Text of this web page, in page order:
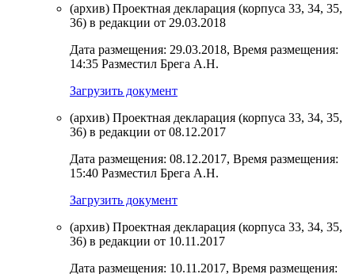
(архив) Проектная декларация (корпуса 33, 34, 35,
36) в редакции от 29.03.2018
Дата размещения: 29.03.2018, Время размещения:
14:35 Разместил Брега А.Н.
Загрузить документ
(архив) Проектная декларация (корпуса 33, 34, 35,
36) в редакции от 08.12.2017
Дата размещения: 08.12.2017, Время размещения:
15:40 Разместил Брега А.Н.
Загрузить документ
(архив) Проектная декларация (корпуса 33, 34, 35,
36) в редакции от 10.11.2017
Дата размещения: 10.11.2017, Время размещения: